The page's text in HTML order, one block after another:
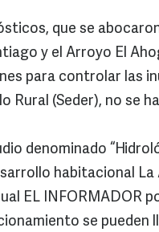
que se
y el Arroyo El
para controlar las
Rural (Seder), no se
denominado
habitacional La
EL INFORMADOR
se pueden